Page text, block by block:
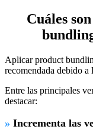
Cuáles
Aplicar product
recomendada debido a
Entre las principales
destacar:
» Incrementa las